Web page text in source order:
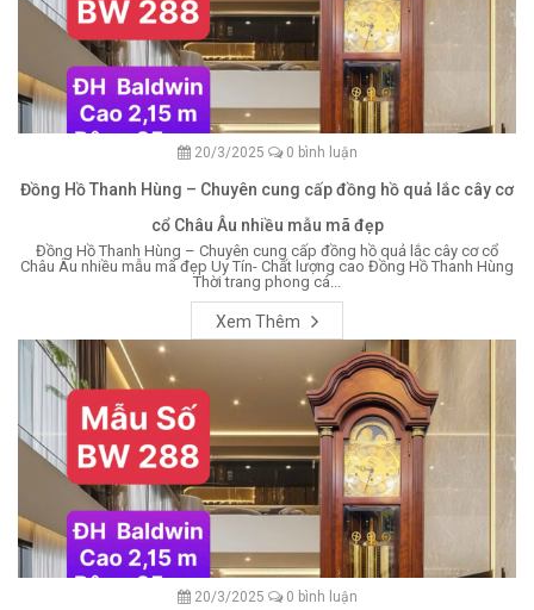
20/3/2025 0 bình luận
Đồng Hồ Thanh Hùng – Chuyên cung cấp đồng hồ quả lắc cây cơ
cổ Châu Âu nhiều mẫu mã đẹp
Đồng Hồ Thanh Hùng – Chuyên cung cấp đồng hồ quả lắc cây cơ cổ
Châu Âu nhiều mẫu mã đẹp Uy Tín- Chất lượng cao Đồng Hồ Thanh Hùng
Thời trang phong cá...
Xem Thêm
20/3/2025 0 bình luận